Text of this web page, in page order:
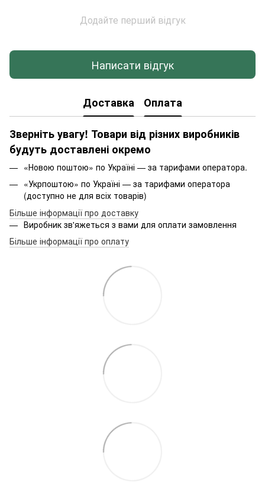
Додайте перший відгук
Написати відгук
Доставка Оплата
Зверніть увагу! Товари від різних виробників
будуть доставлені окремо
«Новою поштою» по Україні — за тарифами оператора.
«Укрпоштою» по Україні — за тарифами оператора
(доступно не для всіх товарів)
Більше інформації про доставку
Виробник зв'яжеться з вами для оплати замовлення
Більше інформації про оплату